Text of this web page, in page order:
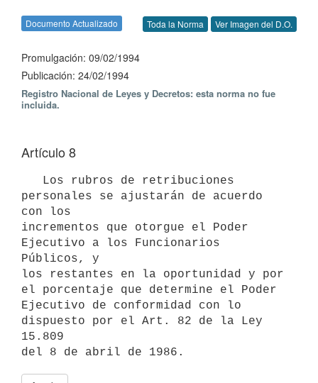
Documento Actualizado Toda la Norma Ver Imagen del D.O.
Promulgación: 09/02/1994
Publicación: 24/02/1994
Registro Nacional de Leyes y Decretos: esta norma no fue
incluida.
Artículo 8
personales se ajustarán de acuerdo
con los
incrementos que otorgue el Poder
Ejecutivo a los Funcionarios
Públicos, y
los restantes en la oportunidad y por
el porcentaje que determine el Poder
Ejecutivo de conformidad con lo
dispuesto por el Art. 82 de la Ley
15.809